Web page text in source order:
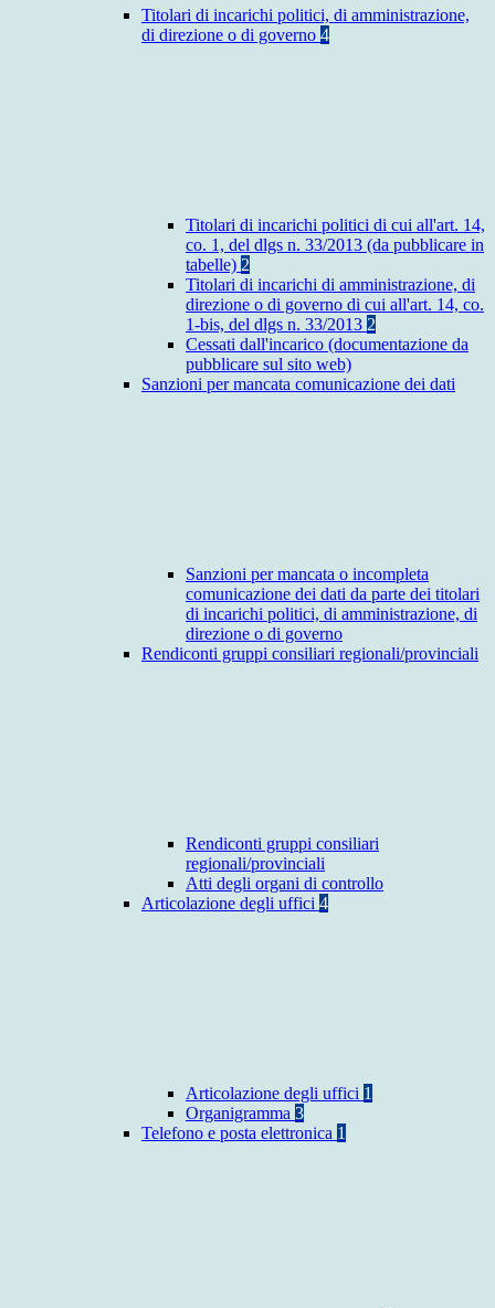
Titolari di incarichi politici, di amministrazione,
di direzione o di governo 4
Titolari di incarichi politici di cui all'art. 14,
co. 1, del dlgs n. 33/2013 (da pubblicare in
tabelle) 2
Titolari di incarichi di amministrazione, di
direzione o di governo di cui all'art. 14, co.
1-bis, del dlgs n. 33/2013 2
Cessati dall'incarico (documentazione da
pubblicare sul sito web)
Sanzioni per mancata comunicazione dei dati
Sanzioni per mancata o incompleta
comunicazione dei dati da parte dei titolari
di incarichi politici, di amministrazione, di
direzione o di governo
Rendiconti gruppi consiliari regionali/provinciali
Rendiconti gruppi consiliari
regionali/provinciali
Atti degli organi di controllo
Articolazione degli uffici 4
Articolazione degli uffici 1
Organigramma 3
Telefono e posta elettronica 1